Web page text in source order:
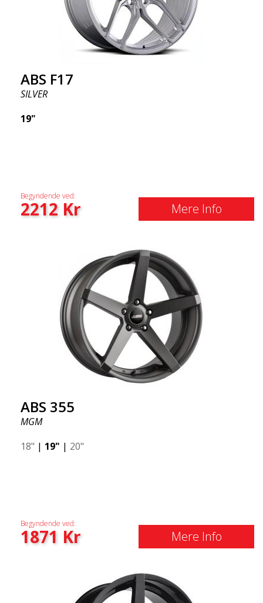
ABS F17
SILVER
19"
Begyndende ved:
2212Kr Mere Info
ABS 355
MGM
18" | 19" | 20"
Begyndende ved:
1871 Kr Mere Info